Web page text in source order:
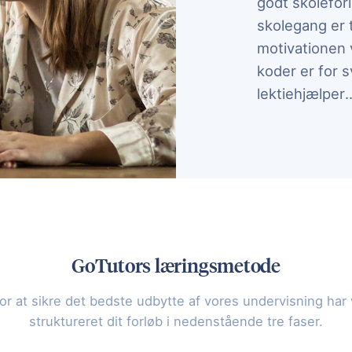
skolegang
motivationen
koder er for
lektiehjælper
GoTutors læringsmetode
at sikre det bedste udbytte af vores undervisning har
struktureret dit forløb i nedenstående tre faser.